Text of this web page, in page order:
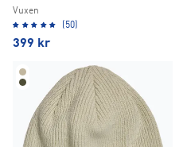
Vuxen
(50)
399 kr